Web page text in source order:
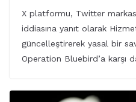
X platformu, Twitter
iddiasına yanıt olarak Hizmet
güncelleştirerek yasal bir
Operation Bluebird’a karşı